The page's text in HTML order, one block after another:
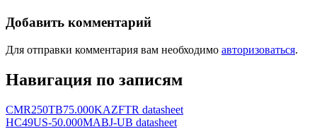
Добавить комментарий
Для отправки комментария вам необходимо авторизоваться.
Навигация по записям
CMR250TB75.000KAZFTR datasheet
HC49US-50.000MABJ-UB datasheet